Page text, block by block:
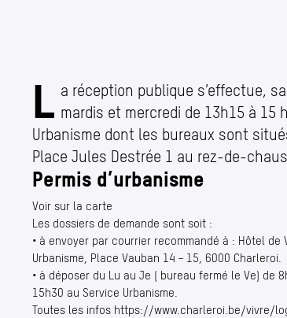
Urbanisme
L a réception publique s’effectue,
mardis et mercredi de 13h15 à 15
Urbanisme dont les bureaux sont
Place Jules Destrée 1 au rez-de-
Permis d’urbanisme
Voir sur la carte
Les dossiers de demande sont soit :
• à envoyer par courrier recommandé à : Hôtel de
Urbanisme, Place Vauban 14 – 15, 6000 Charleroi.
• à déposer du Lu au Je ( bureau fermé le Ve) de
15h30 au Service Urbanisme.
Toutes les infos https://www.charleroi.be/vivre/